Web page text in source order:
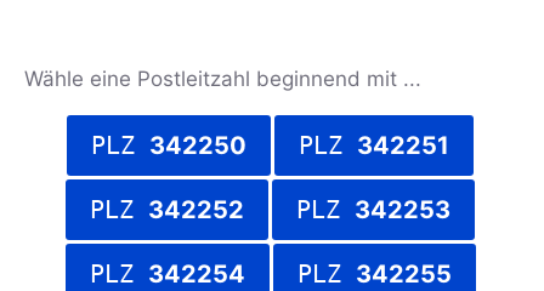
Wähle eine Postleitzahl beginnend mit ...
PLZ 342250 PLZ 342251
PLZ 342252 PLZ 342253
PLZ 342254 PLZ 342255